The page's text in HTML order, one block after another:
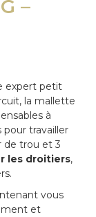
–
expert petit
la mallette
à
travailler
de trou et 3
les droitiers,
vous
et